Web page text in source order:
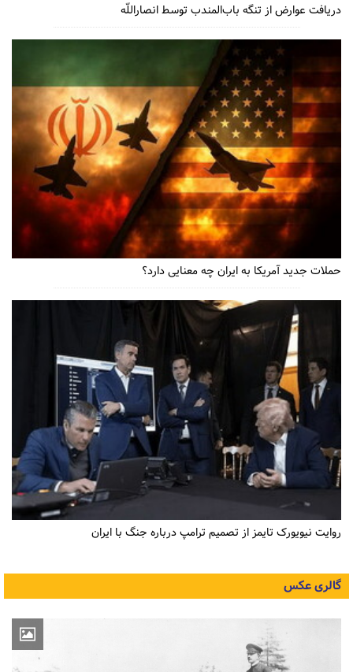
دریافت عوارض از تنگه باب‌المندب توسط انصاراللّه
حملات جدید آمریکا به ایران چه معنایی دارد؟
روایت نیویورک تایمز از تصمیم ترامپ درباره جنگ با ایران
گالری عکس